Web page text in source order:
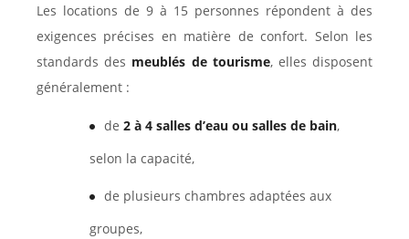
Les locations de 9 à 15 personnes répondent à des
exigences précises en matière de confort. Selon les
standards des meublés de tourisme, elles disposent
généralement :
de 2 à 4 salles d’eau ou salles de bain,
selon la capacité,
de plusieurs chambres adaptées aux
groupes,